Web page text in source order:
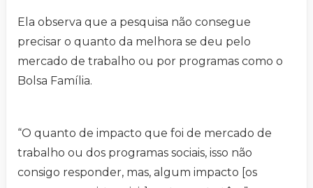
Ela observa que a pesquisa não consegue
precisar o quanto da melhora se deu pelo
mercado de trabalho ou por programas como o
Bolsa Família.
“O quanto de impacto que foi de mercado de
trabalho ou dos programas sociais, isso não
consigo responder, mas, algum impacto [os